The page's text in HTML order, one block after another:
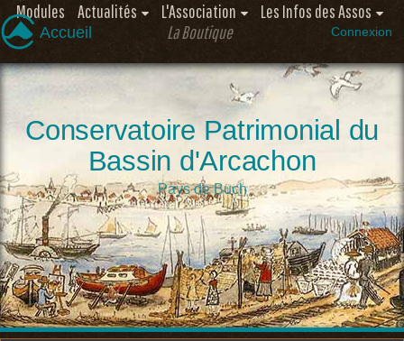
Accueil
Modules Actualités L'Association
Les Infos des Assos
La Boutique
Connexion
Conservatoire Patrimonial du
Bassin d'Arcachon
Pays de Buch